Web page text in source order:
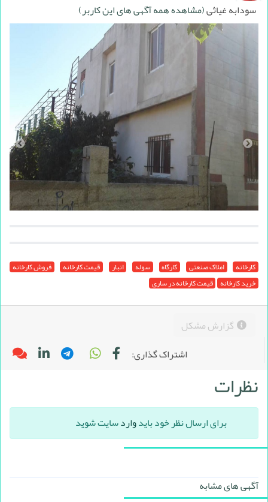
سودابه غیاثی(مشاهده همه آگهی های این کاربر)
کارخانه املاک صنعتی کارگاه سوله انبار قیمت کارخانه
فروش کارخانه
خرید کارخانه قیمت کارخانه در ساری
گزارش مشکل
اشتراک گذاری:
نظرات
برای ارسال نظر خود بایدواردسایت شوید
آگهی های مشابه